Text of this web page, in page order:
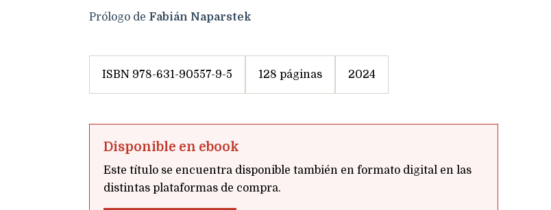
Prólogo de Fabián Naparstek
ISBN 978-631-90557-9-5 128 páginas 2024
Disponible en ebook
Este título se encuentra disponible también en formato digital en las
distintas plataformas de compra.